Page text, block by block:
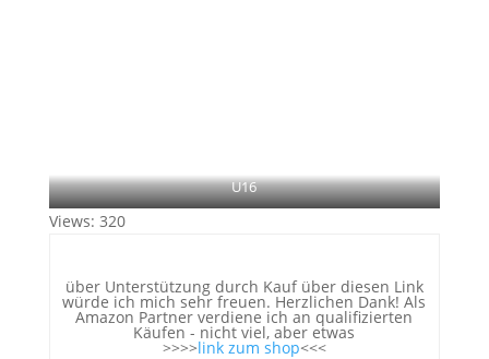
U16
Views: 320
über Unterstützung durch Kauf über diesen Link
würde ich mich sehr freuen. Herzlichen Dank! Als
Amazon Partner verdiene ich an qualifizierten
Käufen - nicht viel, aber etwas
>>>>link zum shop<<<